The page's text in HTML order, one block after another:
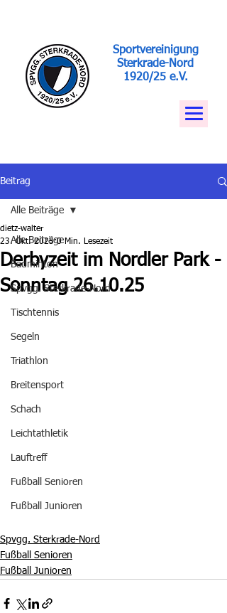
Sportvereinigung
Sterkrade-Nord
1920/25 e.V.
Beitrag
Alle Beiträge
Badminton
Spvgg. Sterkrade-Nord
Tischtennis
Segeln
Triathlon
Breitensport
Schach
Leichtathletik
Lauftreff
Fußball Senioren
Fußball Junioren
Alle Beiträge
Derbyzeit im Nordler Park -
Sonntag 26.10.25
dietz-walter
23. Okt. 2025 0 Min. Lesezeit
Spvgg. Sterkrade-Nord
Fußball Senioren
Fußball Junioren